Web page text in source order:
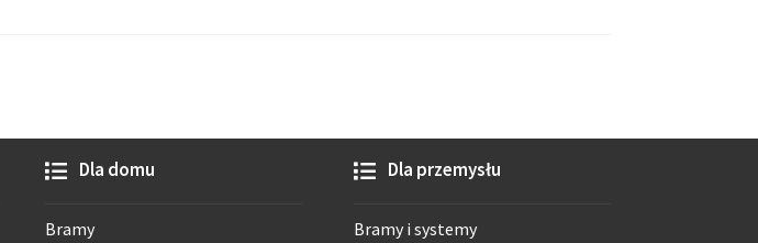
Dla domu
Bramy
Dla przemysłu
Bramy i systemy